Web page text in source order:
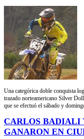
Una categórica doble conquista
trazado norteamericano Silver
que se efectuó el sábado y
CARLOS BADIALI
GANARON EN